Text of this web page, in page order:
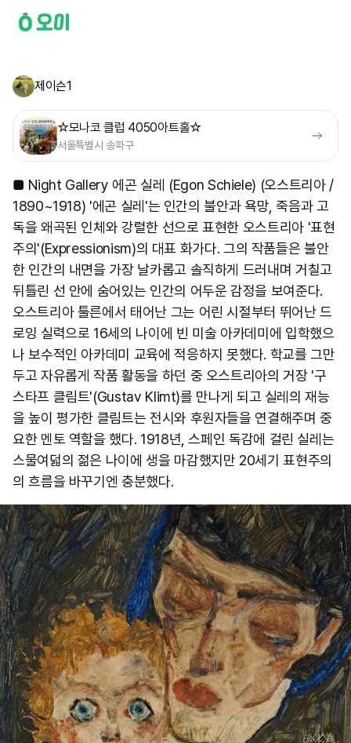
제이슨1
☆모나코 클럽 4050아트홀☆
서울특별시 송파구
■ Night Gallery 에곤 실레 (Egon Schiele) (오스트리아 /
1890~1918) '에곤 실레'는 인간의 불안과 욕망, 죽음과 고
독을 왜곡된 인체와 강렬한 선으로 표현한 오스트리아 '표현
주의'(Expressionism)의 대표 화가다. 그의 작품들은 불안
한 인간의 내면을 가장 날카롭고 솔직하게 드러내며 거칠고
뒤틀린 선 안에 숨어있는 인간의 어두운 감정을 보여준다.
오스트리아 툴른에서 태어난 그는 어린 시절부터 뛰어난 드
로잉 실력으로 16세의 나이에 빈 미술 아카데미에 입학했으
나 보수적인 아카데미 교육에 적응하지 못했다. 학교를 그만
두고 자유롭게 작품 활동을 하던 중 오스트리아의 거장 '구
스타프 클림트'(Gustav Klimt)를 만나게 되고 실레의 재능
을 높이 평가한 클림트는 전시와 후원자들을 연결해주며 중
요한 멘토 역할을 했다. 1918년, 스페인 독감에 걸린 실레는
스물여덟의 젊은 나이에 생을 마감했지만 20세기 표현주의
의 흐름을 바꾸기엔 충분했다.